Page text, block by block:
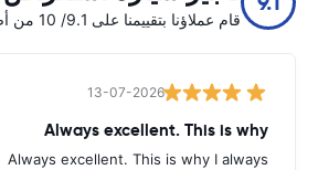
قام عملاؤنا بتقييمنا على 9.1/ 10 من أصل 12840
13-07-2026
Always excellent. This is why
Always excellent. This is why I always